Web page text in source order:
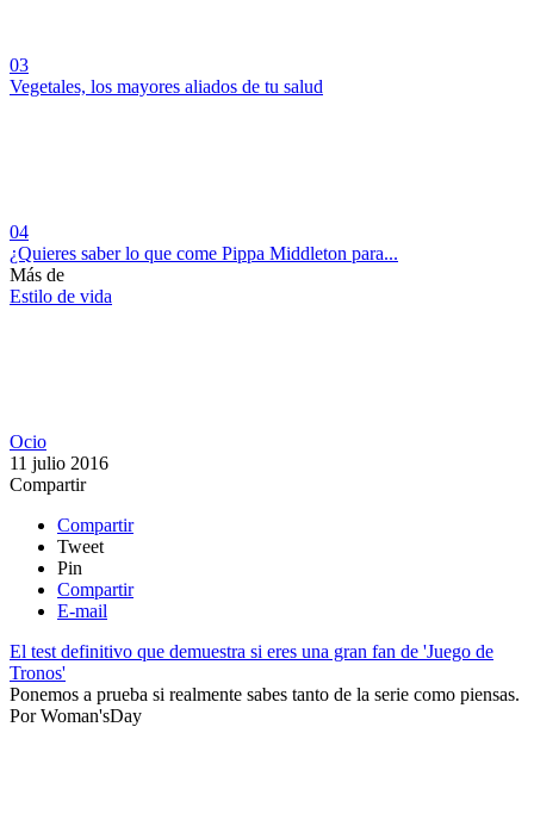
03
Vegetales, los mayores aliados de tu salud
04
¿Quieres saber lo que come Pippa Middleton para...
Más de
Estilo de vida
Ocio
11 julio 2016
Compartir
Compartir
Tweet
Pin
Compartir
E-mail
El test definitivo que demuestra si eres una gran fan de 'Juego de
Tronos'
Ponemos a prueba si realmente sabes tanto de la serie como piensas.​
PorWoman'sDay